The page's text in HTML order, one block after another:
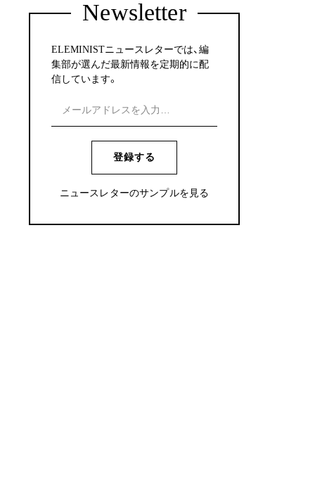
Newsletter
ELEMINISTニュースレターでは、編
集部が選んだ最新情報を定期的に配
信しています。
登録する
ニュースレターのサンプルを見る